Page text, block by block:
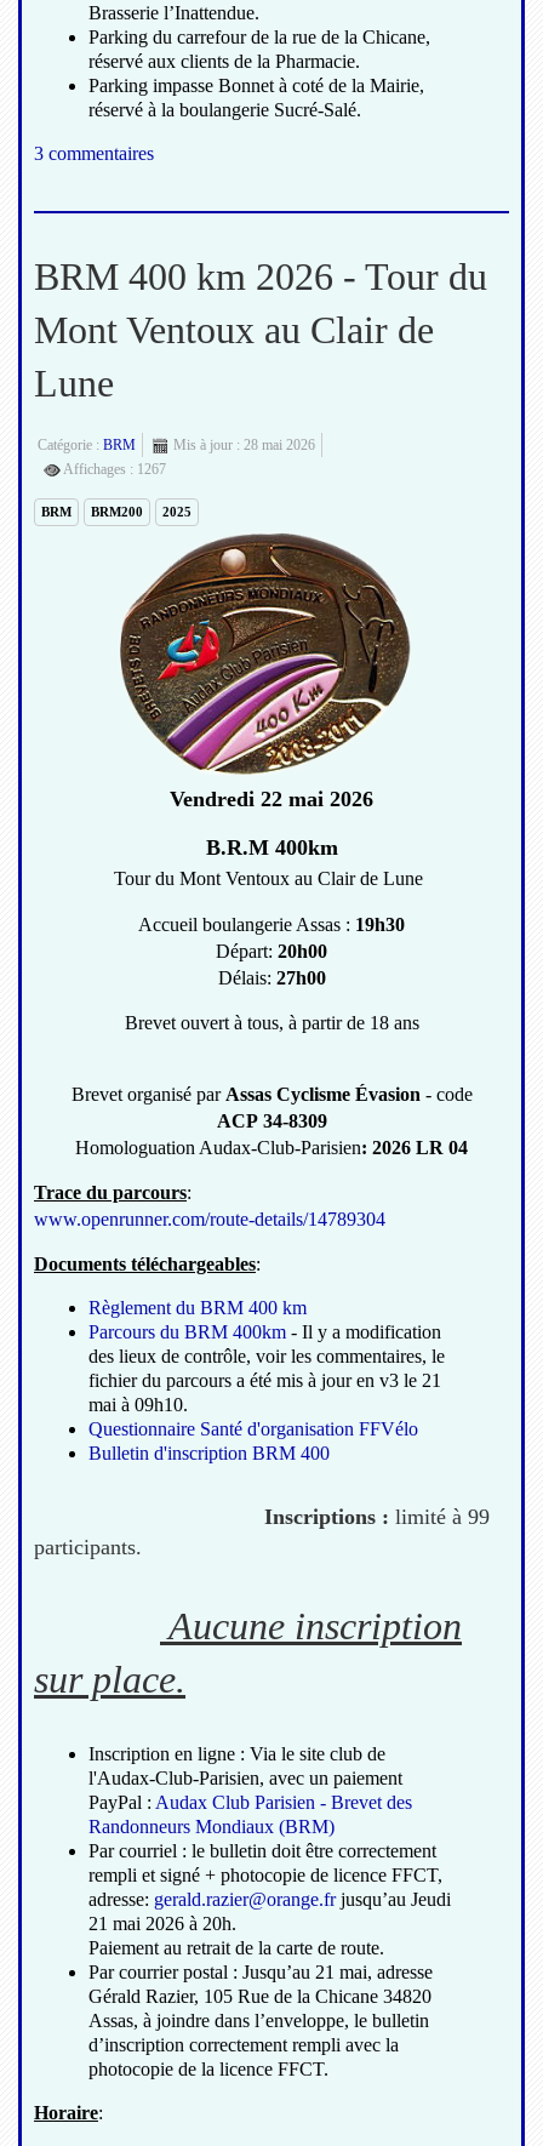
Brasserie l’Inattendue.
Parking du carrefour de la rue de la Chicane,
réservé aux clients de la Pharmacie.
Parking impasse Bonnet à coté de la Mairie,
réservé à la boulangerie Sucré-Salé.
3 commentaires
BRM 400 km 2026 - Tour du
Mont Ventoux au Clair de
Lune
Catégorie : BRM
Mis à jour : 28 mai 2026
Affichages : 1267
BRM BRM200 2025
Vendredi 22 mai 2026
B.R.M 400km
Tour du Mont Ventoux au Clair de Lune
Accueil boulangerie Assas : 19h30
Départ: 20h00
Délais: 27h00
Brevet ouvert à tous, à partir de 18 ans
Brevet organisé par Assas Cyclisme Évasion - code
ACP 34-8309
Homologuation Audax-Club-Parisien: 2026 LR 04
Trace du parcours:
www.openrunner.com/route-details/14789304
Documents téléchargeables:
Règlement du BRM 400 km
Parcours du BRM 400km - Il y a modification
des lieux de contrôle, voir les commentaires, le
fichier du parcours a été mis à jour en v3 le 21
mai à 09h10.
Questionnaire Santé d'organisation FFVélo
Bulletin d'inscription BRM 400
Inscriptions : limité à 99
participants.
Aucune inscription
sur place.
Inscription en ligne : Via le site club de
l'Audax-Club-Parisien, avec un paiement
PayPal : Audax Club Parisien - Brevet des
Randonneurs Mondiaux (BRM)
Par courriel : le bulletin doit être correctement
rempli et signé + photocopie de licence FFCT,
adresse: gerald.razier@orange.frjusqu’au Jeudi
21 mai 2026 à 20h.
Paiement au retrait de la carte de route.
Par courrier postal : Jusqu’au 21 mai, adresse
Gérald Razier, 105 Rue de la Chicane 34820
Assas, à joindre dans l’enveloppe, le bulletin
d’inscription correctement rempli avec la
photocopie de la licence FFCT.
Horaire: